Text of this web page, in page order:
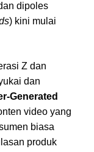
dipoles
) kini mulai
Z dan
dan
Generated
video yang
biasa
produk